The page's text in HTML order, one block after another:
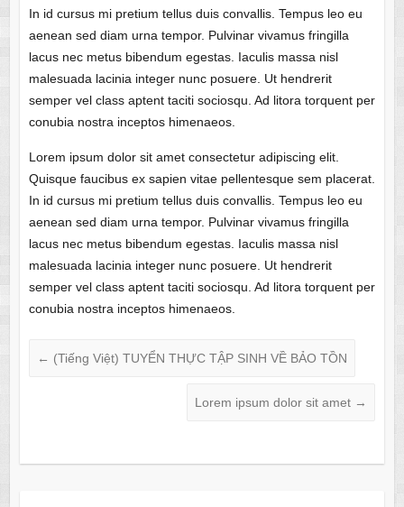
In id cursus mi pretium tellus duis convallis. Tempus leo eu
aenean sed diam urna tempor. Pulvinar vivamus fringilla
lacus nec metus bibendum egestas. Iaculis massa nisl
malesuada lacinia integer nunc posuere. Ut hendrerit
semper vel class aptent taciti sociosqu. Ad litora torquent per
conubia nostra inceptos himenaeos.
Lorem ipsum dolor sit amet consectetur adipiscing elit.
Quisque faucibus ex sapien vitae pellentesque sem placerat.
In id cursus mi pretium tellus duis convallis. Tempus leo eu
aenean sed diam urna tempor. Pulvinar vivamus fringilla
lacus nec metus bibendum egestas. Iaculis massa nisl
malesuada lacinia integer nunc posuere. Ut hendrerit
semper vel class aptent taciti sociosqu. Ad litora torquent per
conubia nostra inceptos himenaeos.
← (Tiếng Việt) TUYỂN THỰC TẬP SINH VỀ BẢO TỒN
Lorem ipsum dolor sit amet →